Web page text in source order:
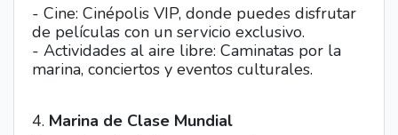
- Cine: Cinépolis VIP, donde puedes disfrutar
de películas con un servicio exclusivo.
- Actividades al aire libre: Caminatas por la
marina, conciertos y eventos culturales.
4. Marina de Clase Mundial